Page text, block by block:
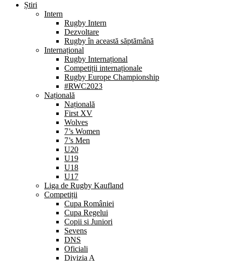
Știri
Intern
Rugby Intern
Dezvoltare
Rugby în această săptămână
Internațional
Rugby Internațional
Competiții internaționale
Rugby Europe Championship
#RWC2023
Națională
Națională
First XV
Wolves
7’s Women
7’s Men
U20
U19
U18
U17
Liga de Rugby Kaufland
Competiții
Cupa României
Cupa Regelui
Copii si Juniori
Sevens
DNS
Oficiali
Divizia A